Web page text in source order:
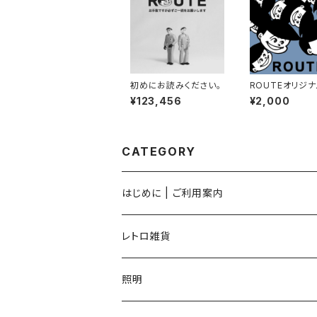
初めにお読みください。
¥123,456
ROUTEオリジ
ぐい
¥2,000
CATEGORY
はじめに | ご利用案内
レトロ雑貨
照明